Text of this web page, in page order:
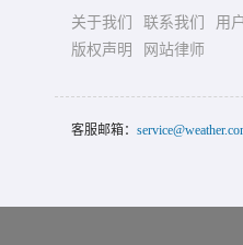
关于我们 联系我们
用
版权声明
网站律师
客服邮箱：